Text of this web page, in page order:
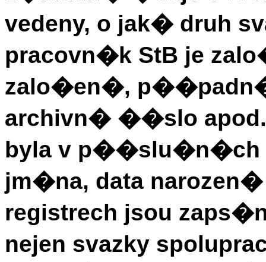
vedeny, o jak� druh
pracovn�k StB je
zalo�en�,
archivn� ��slo
byla v p��slu�n�ch
jm�na, data
registrech jsou
nejen svazky